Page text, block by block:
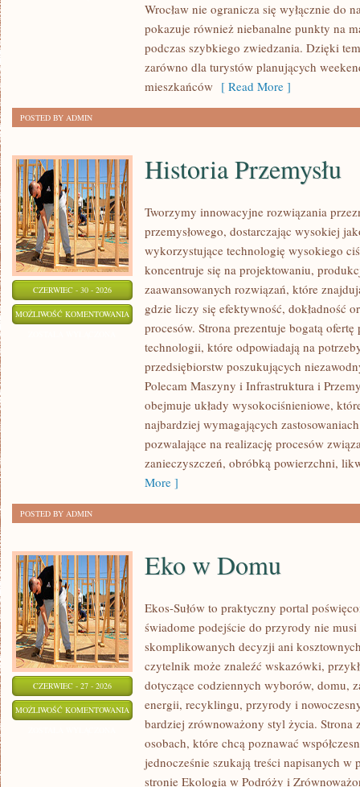
Wrocław nie ogranicza się wyłącznie do
pokazuje również niebanalne punkty na
podczas szybkiego zwiedzania. Dzięki
zarówno dla turystów planujących
mieszkańców [ Read More ]
POSTED BY ADMIN
CZERWIEC - 30 - 2026
MOŻLIWOŚĆ KOMENTOWANIA HISTORIA
PRZEMYSŁU
Historia Przemysłu
Tworzymy innowacyjne rozwiązania
przemysłowego, dostarczając wysokiej
wykorzystujące technologię wysokiego
koncentruje się na projektowaniu,
zaawansowanych rozwiązań, które
gdzie liczy się efektywność, dokładność
procesów. Strona prezentuje bogatą ofertę
technologii, które odpowiadają na
przedsiębiorstw poszukujących
Polecam Maszyny i Infrastruktura i
obejmuje układy wysokociśnieniowe,
najbardziej wymagających
pozwalające na realizację procesów
zanieczyszczeń, obróbką powierzchni,
More ]
POSTED BY ADMIN
CZERWIEC - 27 - 2026
MOŻLIWOŚĆ KOMENTOWANIA
DOMU
Eko w Domu
Ekos-Sułów to praktyczny portal
świadome podejście do przyrody nie
skomplikowanych decyzji ani
czytelnik może znaleźć wskazówki,
dotyczące codziennych wyborów, domu,
energii, recyklingu, przyrody i
bardziej zrównoważony styl życia. Strona
osobach, które chcą poznawać
jednocześnie szukają treści napisanych w
stronie Ekologia w Podróży i